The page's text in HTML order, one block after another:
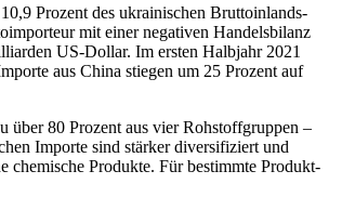
Prozent des ukrai­ni­schen Brut­to­in­lands­
mit einer nega­ti­ven Han­dels­bi­lanz
US-Dollar. Im ersten Halb­jahr 2021
aus China stiegen um 25 Prozent auf
über 80 Prozent aus vier Roh­stoff­grup­pen –
Importe sind stärker diver­si­fi­ziert und
che­mi­sche Pro­dukte. Für bestimmte Pro­dukt­